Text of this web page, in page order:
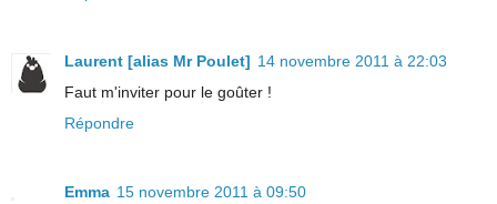
Laurent [alias Mr Poulet] 14 novembre 2011 à 22:03
Faut m'inviter pour le goûter !
Répondre
Emma 15 novembre 2011 à 09:50